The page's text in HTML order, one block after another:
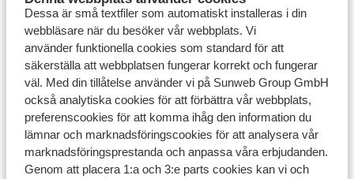
Dessa är små textfiler som automatiskt installeras i din
webbläsare när du besöker vår webbplats. Vi
använder funktionella cookies som standard för att
säkerställa att webbplatsen fungerar korrekt och fungerar
väl. Med din tillåtelse använder vi på Sunweb Group GmbH
också analytiska cookies för att förbättra vår webbplats,
preferenscookies för att komma ihåg den information du
lämnar och marknadsföringscookies för att analysera vår
marknadsföringsprestanda och anpassa våra erbjudanden.
Genom att placera 1:a och 3:e parts cookies kan vi och
upptäckter. För de som söker avslappning finns
fantastiska badorter som Hurghadaoch Makadi Bay
längsRöda havets kust. Här kan du njuta av vita
stränder, kristallklart vatten och ett rikt marint liv –
perfekt för dykning och snorkling.
Familjevänliga hotell för en avslappnad och
enkel semester
Våra sista minuten-resor till Egypten erbjuder
dessutom flerafamiljevänliga hotell med